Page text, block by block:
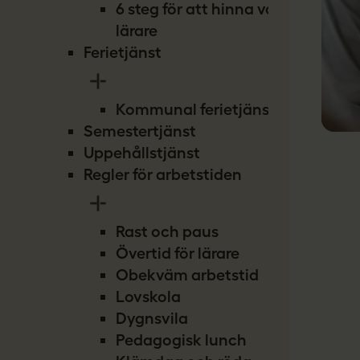
6 steg för att hinna vara
lärare
Ferietjänst
Kommunal ferietjänst
Semestertjänst
Uppehållstjänst
Regler för arbetstiden
Rast och paus
Övertid för lärare
Obekväm arbetstid
Lovskola
Dygnsvila
Pedagogisk lunch